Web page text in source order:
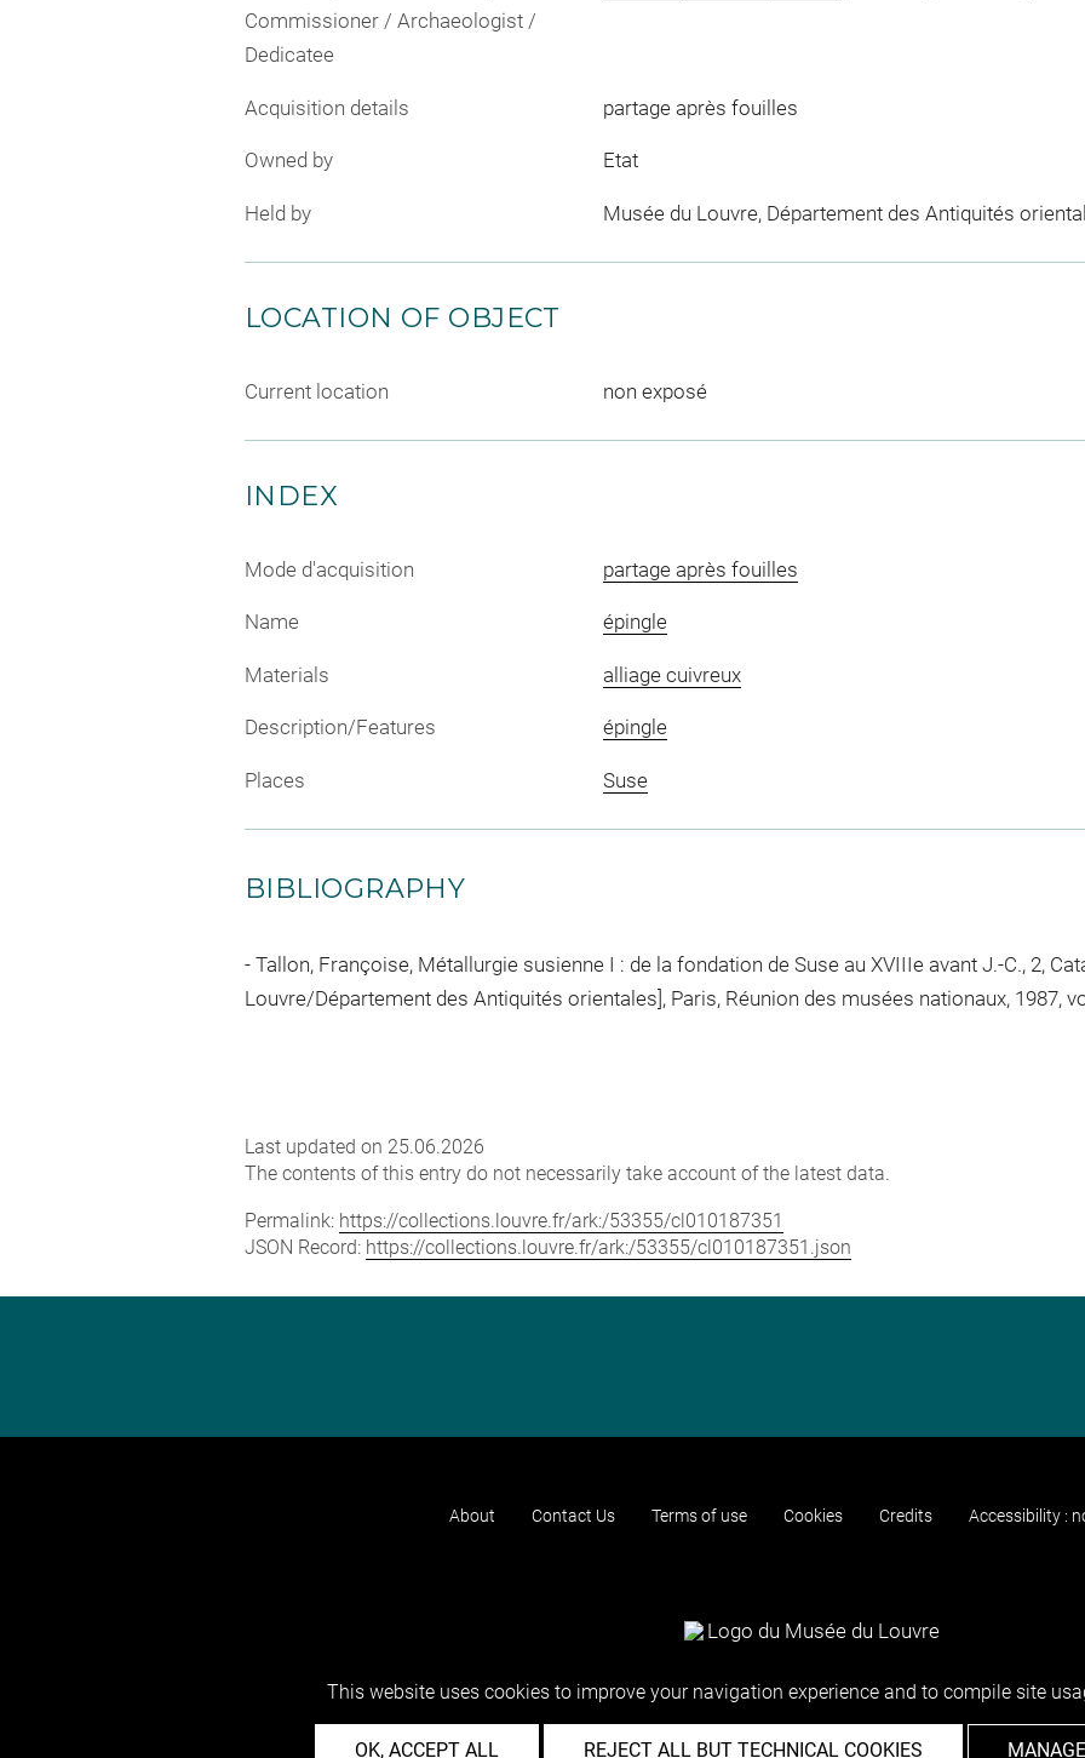
Commissioner / Archaeologist /
Dedicatee
Acquisition details partage après fouilles
Owned by Etat
Held by Musée du Louvre, Département des Antiquités
LOCATION OF OBJECT
Current location non exposé
INDEX
Mode d'acquisition partage après fouilles
Name épingle
Materials alliage cuivreux
Description/Features épingle
Places Suse
BIBLIOGRAPHY
Tallon, Françoise, Métallurgie susienne I : de la fondation de Suse au XVIIIe avant J.-C., 2,
Louvre/Département des Antiquités orientales], Paris, Réunion des musées nationaux, 1987,
Last updated on 25.06.2026
The contents of this entry do not necessarily take account of the latest data.
Permalink: https://collections.louvre.fr/ark:/53355/cl010187351
JSON Record: https://collections.louvre.fr/ark:/53355/cl010187351.json
About Contact Us Terms of use Cookies Credits Accessibility :
This website uses cookies to improve your navigation experience and to compile site
OK, ACCEPT ALL REJECT ALL BUT TECHNICAL COOKIES